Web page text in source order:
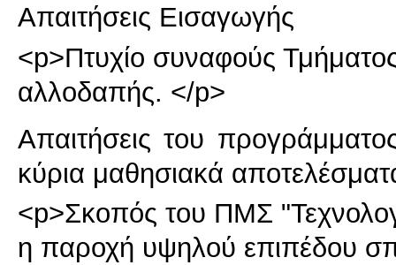
Απαιτήσεις Εισαγωγής
<p>Πτυχίο συναφούς
αλλοδαπής. </p>
Απαιτήσεις του
κύρια μαθησιακά
<p>Σκοπός του ΠΜΣ
η παροχή υψηλού επιπέδου